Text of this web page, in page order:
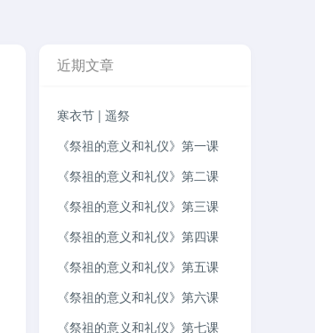
近期文章
寒衣节 | 遥祭
《祭祖的意义和礼仪》第一课
《祭祖的意义和礼仪》第二课
《祭祖的意义和礼仪》第三课
《祭祖的意义和礼仪》第四课
《祭祖的意义和礼仪》第五课
《祭祖的意义和礼仪》第六课
《祭祖的意义和礼仪》第七课